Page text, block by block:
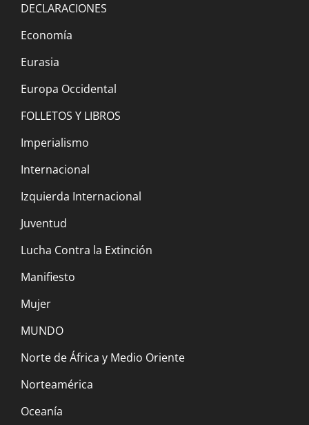
extinción debe continuar]
30 noviembre, 2022
Irán: El régimen islámico y el estado
20 noviembre, 2022
Un paso adelante en la lucha contra la
extinción y la guerra
Manifiesto por una Nueva Internacional
Marxista Revolucionaria y Anti-Extincionista
21 octubre, 2022
21 octubre, 2022
DECLARACIONES
Economía
Eurasia
Europa Occidental
FOLLETOS Y LIBROS
Imperialismo
Internacional
Izquierda Internacional
Juventud
Lucha Contra la Extinción
Manifiesto
Mujer
MUNDO
Norte de África y Medio Oriente
Norteamérica
Oceanía